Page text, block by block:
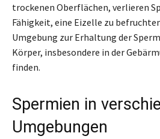
trockenen Oberflächen, verlieren
Fähigkeit, eine Eizelle zu
Umgebung zur Erhaltung der
Körper, insbesondere in der
finden.
Spermien in
Umgebungen